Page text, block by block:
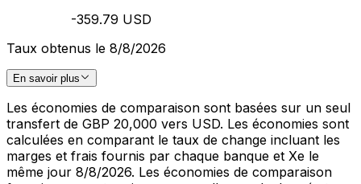
-359.79 USD
Taux obtenus le 8/8/2026
En savoir plus
Les économies de comparaison sont basées sur un seul
transfert de GBP 20,000 vers USD. Les économies sont
calculées en comparant le taux de change incluant les
marges et frais fournis par chaque banque et Xe le
même jour 8/8/2026. Les économies de comparaison